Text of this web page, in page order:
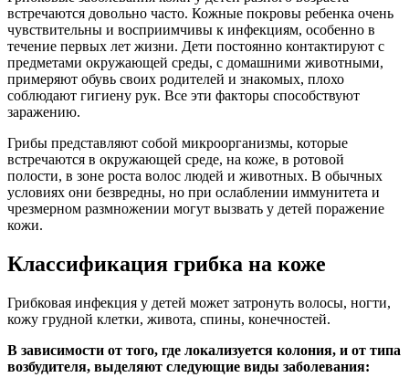
встречаются довольно часто. Кожные покровы ребенка очень
чувствительны и восприимчивы к инфекциям, особенно в
течение первых лет жизни. Дети постоянно контактируют с
предметами окружающей среды, с домашними животными,
примеряют обувь своих родителей и знакомых, плохо
соблюдают гигиену рук. Все эти факторы способствуют
заражению.
Грибы представляют собой микроорганизмы, которые
встречаются в окружающей среде, на коже, в ротовой
полости, в зоне роста волос людей и животных. В обычных
условиях они безвредны, но при ослаблении иммунитета и
чрезмерном размножении могут вызвать у детей поражение
кожи.
Классификация грибка на коже
Грибковая инфекция у детей может затронуть волосы, ногти,
кожу грудной клетки, живота, спины, конечностей.
В зависимости от того, где локализуется колония, и от типа
возбудителя, выделяют следующие виды заболевания: